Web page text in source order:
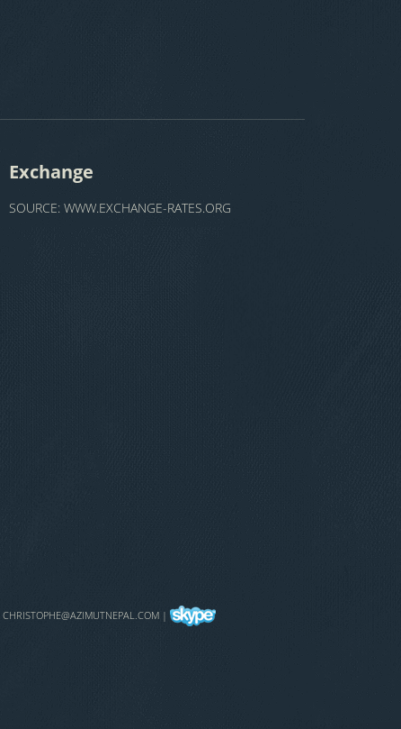
Exchange
SOURCE: WWW.EXCHANGE-RATES.ORG
CHRISTOPHE@AZIMUTNEPAL.COM |